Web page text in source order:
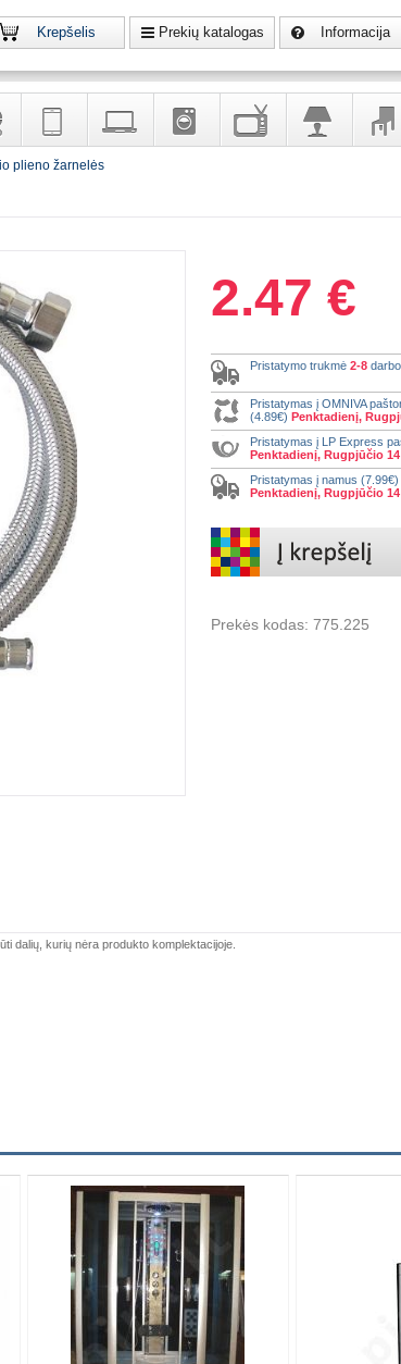
Krepšelis Prekių katalogas Informacija
ir ryšio
namų
plieno žarnelės
2.47 €
Pristatymo trukmė 2-8darbo
Pristatymas į OMNIVA
(4.89€) Penktadienį,
Pristatymas į LP Express
Penktadienį, Rugpjūčio
Pristatymas į namus (7.99€)
Penktadienį, Rugpjūčio
Prekės kodas: 775.225
dalių, kurių nėra produkto komplektacijoje.